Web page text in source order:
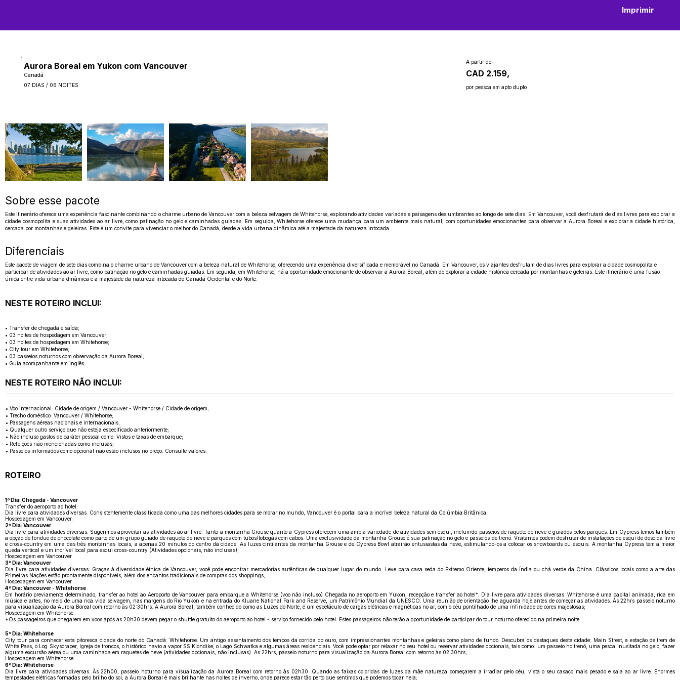
Imprimir
Aurora Boreal em Yukon com Vancouver
Canadá
07 DIAS / 06 NOITES
A partir de
CAD 2.159,
por pessoa em apto duplo
Sobre esse pacote
Este itinerário oferece uma experiência fascinante combinando o charme urbano de Vancouver com a beleza selvagem de Whitehorse, explorando atividades variadas e paisagens deslumbrantes ao longo de sete dias. Em Vancouver, você desfrutará de dias livres para explorar a
cidade cosmopolita e suas atividades ao ar livre, como patinação no gelo e caminhadas guiadas. Em seguida, Whitehorse oferece uma mudança para um ambiente mais natural, com oportunidades emocionantes para observar a Aurora Boreal e explorar a cidade histórica,
cercada por montanhas e geleiras. Este é um convite para vivenciar o melhor do Canadá, desde a vida urbana dinâmica até a majestade da natureza intocada.
Diferenciais
Este pacote de viagem de sete dias combina o charme urbano de Vancouver com a beleza natural de Whitehorse, oferecendo uma experiência diversificada e memorável no Canadá. Em Vancouver, os viajantes desfrutam de dias livres para explorar a cidade cosmopolita e
participar de atividades ao ar livre, como patinação no gelo e caminhadas guiadas. Em seguida, em Whitehorse, há a oportunidade emocionante de observar a Aurora Boreal, além de explorar a cidade histórica cercada por montanhas e geleiras. Este itinerário é uma fusão
única entre vida urbana dinâmica e a majestade da natureza intocada do Canadá Ocidental e do Norte.
NESTE ROTEIRO INCLUI:
• Transfer de chegada e saída;
• 03 noites de hospedagem em Vancouver;
• 03 noites de hospedagem em Whitehorse;
• City tour em Whitehorse;
• 03 passeios noturnos com observação da Aurora Boreal;
• Guia acompanhante em inglês.
NESTE ROTEIRO NÃO INCLUI:
• Voo internacional: Cidade de origem / Vancouver - Whitehorse / Cidade de origem;
• Trecho doméstico: Vancouver / Whitehorse;
• Passagens aéreas nacionais e internacionais;
• Qualquer outro serviço que não esteja especificado anteriormente;
• Não incluso gastos de caráter pessoal como: Vistos e taxas de embarque;
• Refeições não mencionadas como inclusas;
• Passeios informados como opcional não estão inclusos no preço. Consulte valores.
ROTEIRO
1º Dia: Chegada - Vancouver
Transfer do aeroporto ao hotel;
Dia livre para atividades diversas. Consistentemente classificada como uma das melhores cidades para se morar no mundo, Vancouver é o portal para a incrível beleza natural da Colúmbia Britânica;
Hospedagem em Vancouver.
2º Dia: Vancouver
Dia livre para atividades diversas. Sugerimos aproveitar as atividades ao ar livre. Tanto a montanha Grouse quanto a Cypress oferecem uma ampla variedade de atividades sem esqui, incluindo passeios de raquete de neve e guiados pelos parques. Em Cypress temos também
a opção de fondue de chocolate como parte de um grupo guiado de raquete de neve e parques com tubos/tobogãs com cabos. Uma exclusividade da montanha Grouse é sua patinação no gelo e passeios de trenó. Visitantes podem desfrutar de instalações de esqui de descida livre
e cross-country em uma das três montanhas locais, a apenas 20 minutos do centro da cidade. As luzes cintilantes da montanha Grouse e de Cypress Bowl atrairão entusiastas da neve, estimulando-os a colocar os snowboards ou esquis. A montanha Cypress tem a maior
queda vertical e um incrível local para esqui cross-country (Atividades opcionais, não inclusas);
Hospedagem em Vancouver.
3º Dia: Vancouver
Dia livre para atividades diversas. Graças à diversidade étnica de Vancouver, você pode encontrar mercadorias autênticas de qualquer lugar do mundo. Leve para casa seda do Extremo Oriente, temperos da Índia ou chá verde da China. Clássicos locais como a arte das
Primeiras Nações estão prontamente disponíveis, além dos encantos tradicionais de compras dos shoppings;
Hospedagem em Vancouver.
4º Dia: Vancouver - Whitehorse
Em horário previamente determinado, transfer ao hotel ao Aeroporto de Vancouver para embarque a Whitehorse (voo não incluso) Chegada no aeroporto em Yukon, recepção e transfer ao hotel*. Dia livre para atividades diversas. Whitehorse é uma capital animada, rica em
música e artes, no meio de uma rica vida selvagem, nas margens do Rio Yukon e na entrada do Kluane National Park and Reserve, um Patrimônio Mundial da UNESCO. Uma reunião de orientação lhe aguarda hoje antes de começar as atividades. Às 22hrs passeio noturno
para visualização da Aurora Boreal com retorno às 02:30hrs. A Aurora Boreal, também conhecido como as Luzes do Norte, é um espetáculo de cargas elétricas e magnéticas no ar, com o céu pontilhado de uma infinidade de cores majestosas;
Hospedagem em Whitehorse.
*Os passageiros que chegarem em voos após as 20h30 devem pegar o shuttle gratuito do aeroporto ao hotel - serviço fornecido pelo hotel. Estes passageiros não terão a oportunidade de participar do tour noturno oferecido na primeira noite.
5º Dia: Whitehorse
City tour para conhecer esta pitoresca cidade do norte do Canadá: Whitehorse. Um antigo assentamento dos tempos da corrida do ouro, com impressionantes montanhas e geleiras como plano de fundo. Descubra os destaques desta cidade: Main Street, a estação de trem de
White Pass, o Log Skyscraper, Igreja de troncos, o histórico navio a vapor SS Klondike, o Lago Schwatka e algumas áreas residenciais. Você pode optar por relaxar no seu hotel ou reservar atividades opcionais, tais como: um passeio no trenó, uma pesca inusitada no gelo, fazer
alguma excursão aérea ou uma caminhada em raquetes de neve (atividades opcionais, não inclusas). As 22hrs, passeio noturno para visualização da Aurora Boreal com retorno às 02:30hrs;
Hospedagem em Whitehorse.
6º Dia: Whitehorse
Dia livre para atividades diversas. Às 22h00, passeio noturno para visualização da Aurora Boreal com retorno às 02h30. Quando as faixas coloridas de luzes da mãe natureza começarem a irradiar pelo céu, vista o seu casaco mais pesado e saia ao ar livre. Enormes
tempestades elétricas formadas pelo brilho do sol, a Aurora Boreal é mais brilhante nas noites de inverno, onde parece estar tão perto que sentimos que podemos tocar nela;